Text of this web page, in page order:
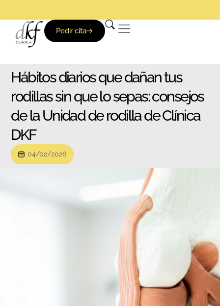
Pedir cita
Hábitos diarios que dañan tus
rodillas sin que lo sepas: consejos
de la Unidad de rodilla de Clínica
DKF
04/02/2026